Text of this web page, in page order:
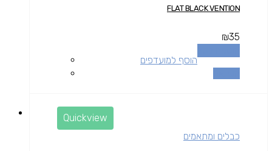
FLAT BLACK VENTION
₪35
הוסף למועדפים
Quickview
כבלים ומתאמים